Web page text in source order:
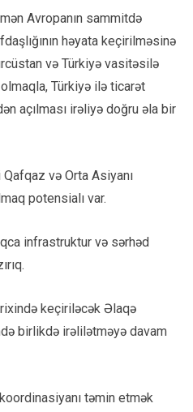
Avropanın sammitdə
həyata keçirilməsinə
və Türkiyə vasitəsilə
Türkiyə ilə ticarət
açılması irəliyə doğru əla bir
Qafqaz və Orta Asiyanı
potensialı var.
infrastruktur və sərhəd
keçiriləcək Əlaqə
birlikdə irəlilətməyə davam
təmin etmək